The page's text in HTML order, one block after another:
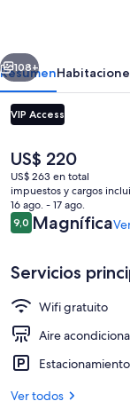
Siguiente
108+
Resumen
VIP Access
El
precio
actual
es
de
US$ 220
US$ 220
US$ 263 en total
impuestos y cargos
16 ago. - 17 ago.
Opiniones
9,09,0 de 10
Magnífica
Servicios
Wifi gratuito
Aire
Ver todos